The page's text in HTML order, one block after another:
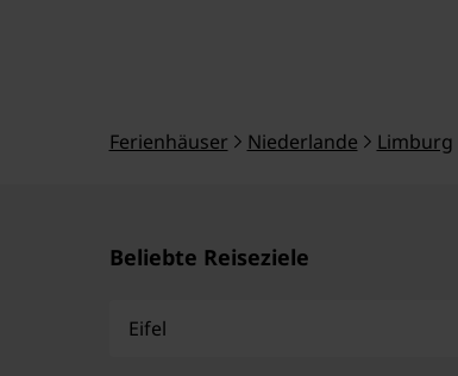
Ferienhäuser Niederlande Limburg
Beliebte Reiseziele
Eifel